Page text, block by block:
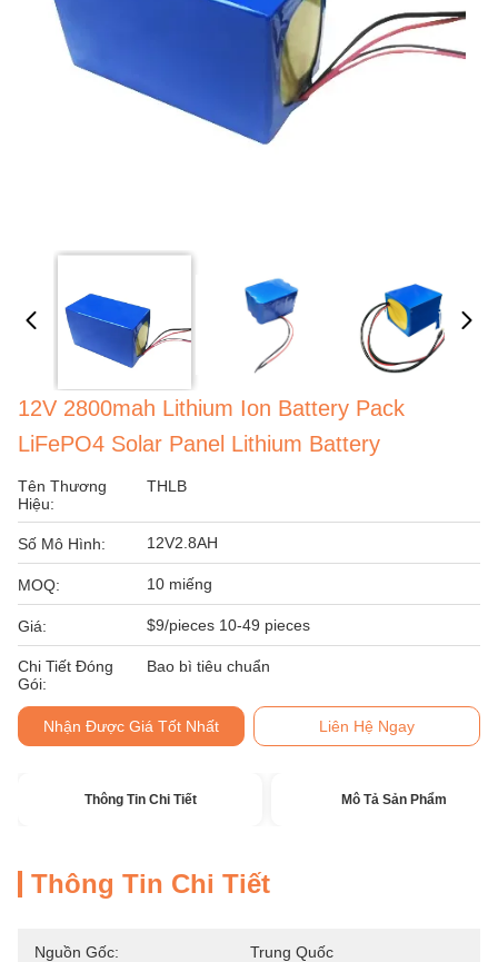
12V 2800mah Lithium Ion Battery Pack
LiFePO4 Solar Panel Lithium Battery
Tên Thương
Hiệu:
THLB
Số Mô Hình: 12V2.8AH
MOQ: 10 miếng
Giá: $9/pieces 10-49 pieces
Chi Tiết Đóng
Gói:
Bao bì tiêu chuẩn
Nhận Được Giá Tốt Nhất Liên Hệ Ngay
Thông Tin Chi Tiết Mô Tả Sản Phẩm
Thông Tin Chi Tiết
Nguồn Gốc: Trung Quốc